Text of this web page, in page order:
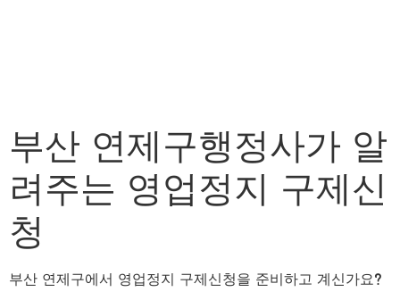
부산 연제구행정사가 알
려주는 영업정지 구제신
청
부산 연제구에서 영업정지 구제신청을 준비하고 계신가요?